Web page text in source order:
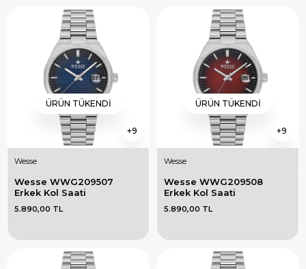
9
ÜRÜN TÜKENDI
Wesse
Wesse WWG209507
Erkek Kol Saati
5.890,00 TL
9
ÜRÜN TÜKENDI
Wesse
Wesse WWG209508
Erkek Kol Saati
5.890,00 TL